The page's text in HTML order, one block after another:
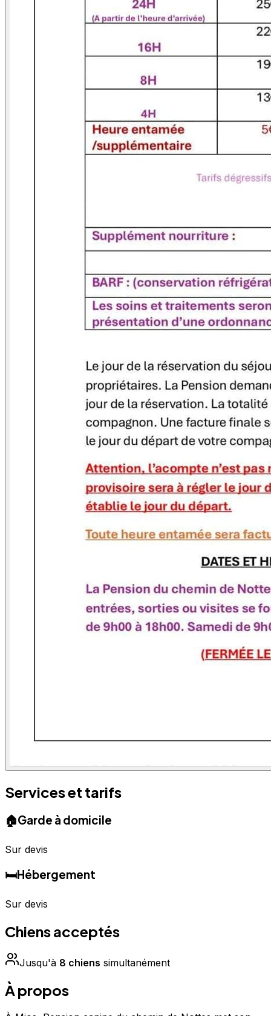
Services et tarifs
🏠Garde à domicile
Sur devis
🛏️Hébergement
Sur devis
Chiens acceptés
Jusqu'à 8 chiens simultanément
À propos